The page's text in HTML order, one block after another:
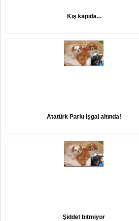
Kış kapıda...
Atatürk Parkı işgal altında!
Şiddet bitmiyor